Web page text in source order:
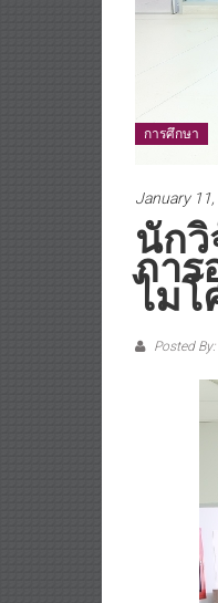
การศึกษา
January
นัก
กา
ไม
Posted